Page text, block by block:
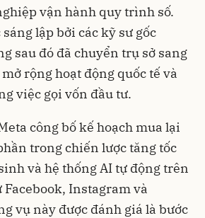
vận hành quy trình số.
lập bởi các kỹ sư gốc
sau đó đã chuyển trụ sở sang
rộng hoạt động quốc tế và
việc gọi vốn đầu tư.
công bố kế hoạch mua lại
trong chiến lược tăng tốc
và hệ thống AI tự động trên
Instagram và
vụ này được đánh giá là bước